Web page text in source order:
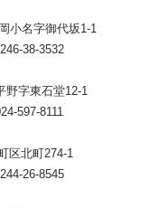
小名字御代坂1-1
38-3532
野字東石堂12-1
597-8111
区北町274-1
26-8545